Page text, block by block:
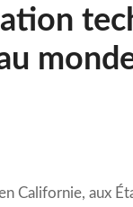
Californie, aux